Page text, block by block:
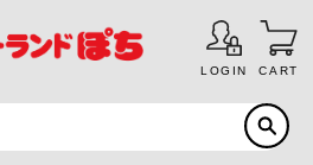
LOGIN CART